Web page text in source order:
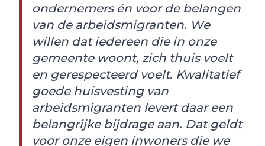
ondernemers én voor de belangen
van de arbeidsmigranten. We
willen dat iedereen die in onze
gemeente woont, zich thuis voelt
en gerespecteerd voelt. Kwalitatief
goede huisvesting van
arbeidsmigranten levert daar een
belangrijke bijdrage aan. Dat geldt
voor onze eigen inwoners die we